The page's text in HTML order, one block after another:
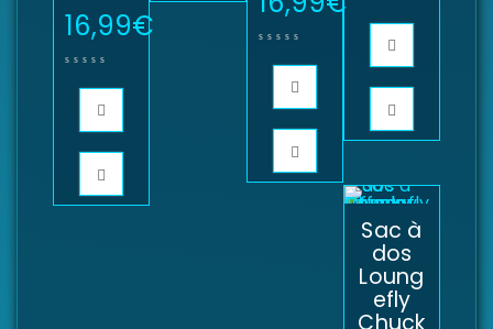
16,99€
Sac à
dos
Loung
efly
Chuck